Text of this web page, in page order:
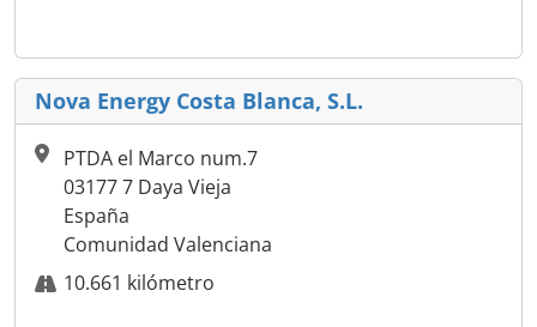
Nova Energy Costa Blanca, S.L.
PTDA el Marco num.7
03177 7 Daya Vieja
España
Comunidad Valenciana
10.661 kilómetro